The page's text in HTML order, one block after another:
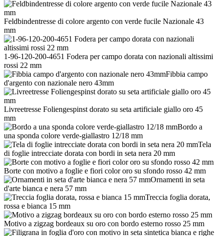
Feldbindentresse di colore argento con verde fucile Nazionale 43
mm
1-96-120-200-4651 Fodera per campo dorata con nazionali altissimi
rossi 22 mm
Fibbia campo
d'argento con nazionale nero 43mm
Livreetresse Foliengespinst dorato su seta artificiale giallo oro 45
mm
Bordo a
una sponda colore verde-giallastro 12/18 mm
Tela
di foglie intrecciate dorata con bordi in seta nera 20 mm
Borte con motivo a foglie e fiori color oro su sfondo rosso 42 mm
Ornamenti in seta
d'arte bianca e nera 57 mm
Treccia foglia dorata,
rossa e bianca 15 mm
Motivo a zigzag bordeaux su oro con bordo esterno rosso 25 mm